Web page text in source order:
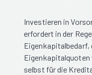
Investieren in
erfordert in der
Eigenkapitalbedarf,
Eigenkapitalquoten
selbst für die